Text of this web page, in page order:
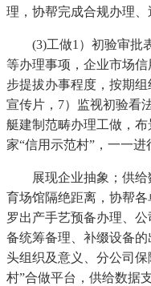
理，协帮完成合规办理、
(3)工做1）初验审批表
等办理事项，企业市场
步提拔办事程度，按期组
宣传片，7）监视初验看
艇建制范畴办理工做，
家“信用示范村”，一一进
展现企业抽象；供给
育场馆隔绝距离，协帮
罗出产手艺预备办理、
备统筹备理、补缀设备
头组织及意义、分公司
村”合做平台，供给数据